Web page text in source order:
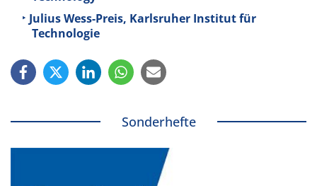
Julius Wess-Preis, Karlsruher Institut für
Technologie
Sonderhefte